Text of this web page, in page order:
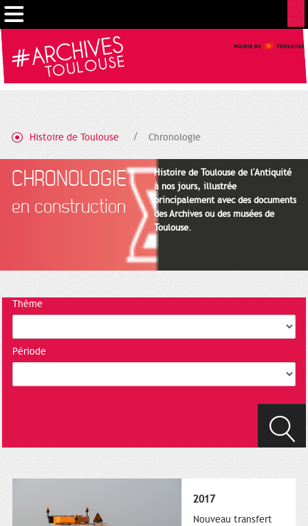
Histoire de Toulouse Chronologie
CHRONOLOGIE
en construction
Histoire de Toulouse de l'Antiquité
à nos jours, illustrée
principalement avec des documents
des Archives ou des musées de
Toulouse.
Thème
Période
2017
Nouveau transfert
Cookies management panel